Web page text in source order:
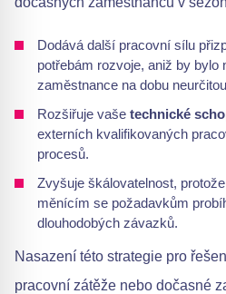
Dodává další pracovní sílu
potřebám rozvoje, aniž by bylo
zaměstnance na dobu
Rozšiřuje vaše technické
externích kvalifikovaných
procesů.
Zvyšuje škálovatelnost,
měnícím se požadavkům
dlouhodobých závazků.
Nasazení této strategie pro
pracovní zátěže nebo dočasné